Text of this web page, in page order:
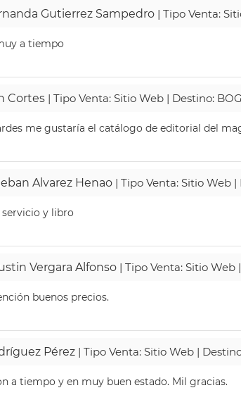
Gutierrez Sampedro | Tipo Venta:
a tiempo
Cortes | Tipo Venta: Sitio Web | Destino:
me gustaría el catálogo de editorial del
Alvarez Henao | Tipo Venta: Sitio Web
servicio y libro
Vergara Alfonso | Tipo Venta: Sitio
buenos precios.
Pérez | Tipo Venta: Sitio Web |
a tiempo y en muy buen estado. Mil gracias.